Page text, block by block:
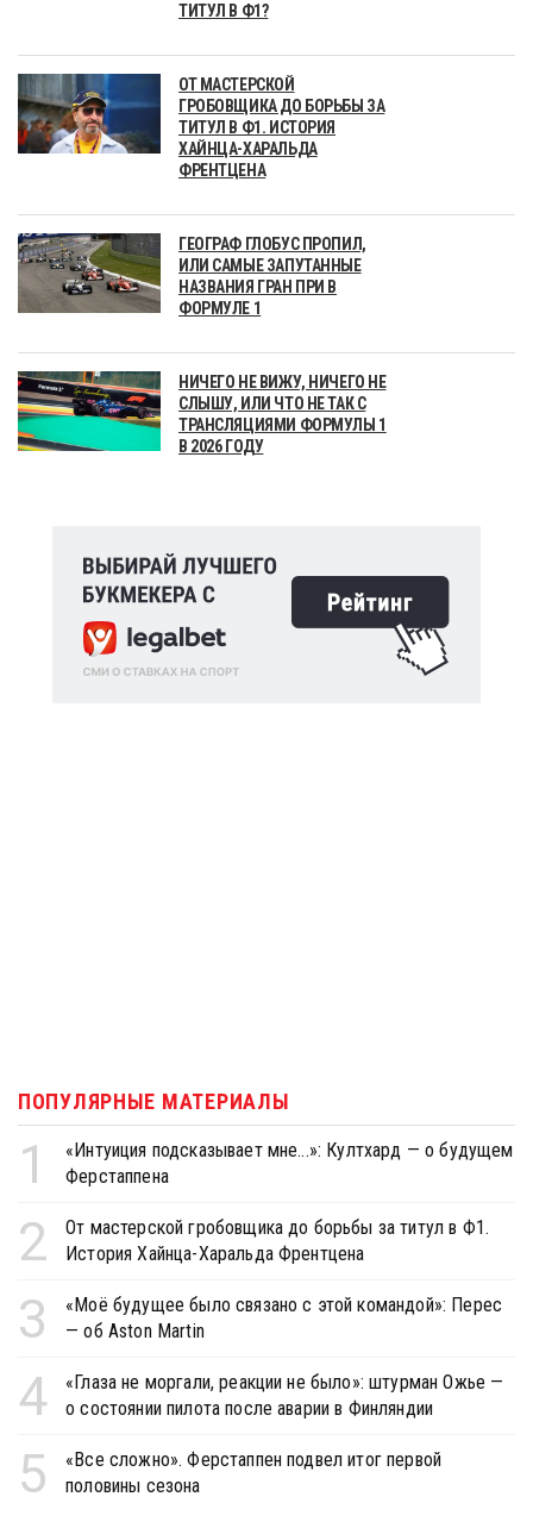
ТИТУЛ В Ф1?
ОТ МАСТЕРСКОЙ
ГРОБОВЩИКА ДО БОРЬБЫ ЗА
ТИТУЛ В Ф1. ИСТОРИЯ
ХАЙНЦА-ХАРАЛЬДА
ФРЕНТЦЕНА
ГЕОГРАФ ГЛОБУС ПРОПИЛ,
ИЛИ САМЫЕ ЗАПУТАННЫЕ
НАЗВАНИЯ ГРАН ПРИ В
ФОРМУЛЕ 1
НИЧЕГО НЕ ВИЖУ, НИЧЕГО НЕ
СЛЫШУ, ИЛИ ЧТО НЕ ТАК С
ТРАНСЛЯЦИЯМИ ФОРМУЛЫ 1
В 2026 ГОДУ
ПОПУЛЯРНЫЕ МАТЕРИАЛЫ
1
«Интуиция подсказывает мне...»: Култхард — о будущем
Ферстаппена
2
От мастерской гробовщика до борьбы за титул в Ф1.
История Хайнца-Харальда Френтцена
3
«Моё будущее было связано с этой командой»: Перес
— об Aston Martin
4
«Глаза не моргали, реакции не было»: штурман Ожье —
о состоянии пилота после аварии в Финляндии
5
«Все сложно». Ферстаппен подвел итог первой
половины сезона